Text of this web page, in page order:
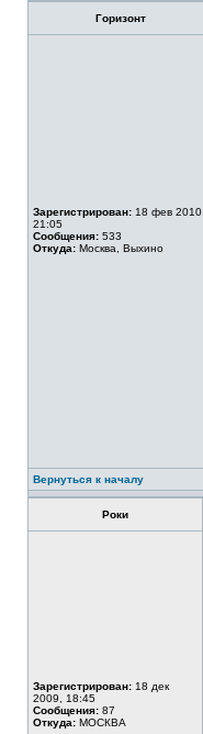
Горизонт
Зарегистрирован: 18 фев 2010,
21:05
Сообщения: 533
Откуда: Москва, Выхино
Вернуться к началу
Роки
Зарегистрирован: 18 дек
2009, 18:45
Сообщения: 87
Откуда: МОСКВА